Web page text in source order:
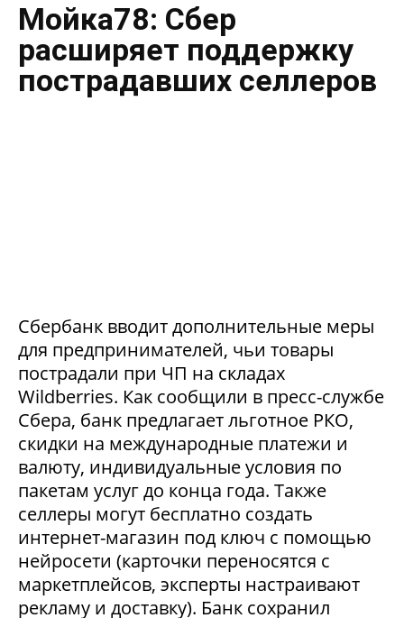
Мойка78: Сбер
расширяет поддержку
пострадавших селлеров
Сбербанк вводит дополнительные меры
для предпринимателей, чьи товары
пострадали при ЧП на складах
Wildberries. Как сообщили в пресс-службе
Сбера, банк предлагает льготное РКО,
скидки на международные платежи и
валюту, индивидуальные условия по
пакетам услуг до конца года. Также
селлеры могут бесплатно создать
интернет-магазин под ключ с помощью
нейросети (карточки переносятся с
маркетплейсов, эксперты настраивают
рекламу и доставку). Банк сохранил